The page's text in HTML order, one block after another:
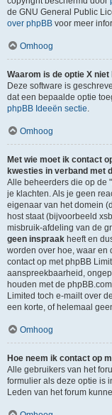
de GNU General Public
over phpBB voor meer
Omhoog
Waarom is de optie X
Deze software is
dat een bepaalde optie
phpBB Ideeën sectie.
Omhoog
Met wie moet ik contact
kwesties in verband met
Alle beheerders die op de
je klachten. Als je geen
eigenaar van het domein
host staat (bijvoorbeeld
misbruik-afdeling van de
geen inspraak heeft en
worden over hoe, waar en
contact op met phpBB
aanspreekbaarheid,
houden met de
Limited toch e-mailt over
een korte, of helemaal
Omhoog
Hoe neem ik contact op
Alle gebruikers van het
formulier als deze optie is
Leden van het forum